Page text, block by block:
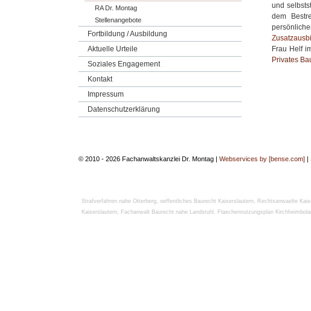
RA Dr. Montag
Stellenangebote
Fortbildung / Ausbildung
Aktuelle Urteile
Soziales Engagement
Kontakt
Impressum
Datenschutzerklärung
und
dem
Frau Helf
Privates
© 2010 - 2026 Fachanwaltskanzlei Dr. Montag | Webservices by [bense.com] |
Strafverfahren nahe Otterberg oeffentliches Baurecht Kaiserslautern Rechtsanwaelte
Kaiserslautern
Fachanwalt Baurecht nahe Landstuhl Flaechennutzungsplan